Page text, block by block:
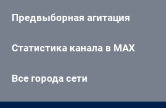
Предвыборная агитация
Статистика канала в MAX
Все города сети